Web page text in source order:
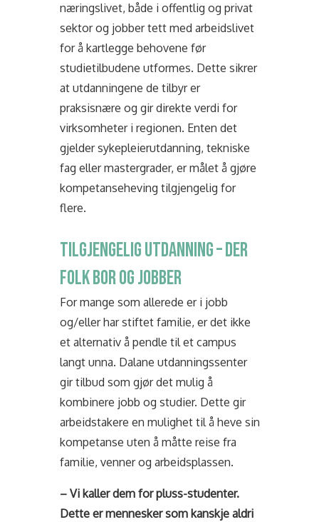
næringslivet, både i offentlig og privat
sektor og jobber tett med arbeidslivet
for å kartlegge behovene før
studietilbudene utformes. Dette sikrer
at utdanningene de tilbyr er
praksisnære og gir direkte verdi for
virksomheter i regionen. Enten det
gjelder sykepleierutdanning, tekniske
fag eller mastergrader, er målet å gjøre
kompetanseheving tilgjengelig for
flere.
TILGJENGELIG UTDANNING – DER
FOLK BOR OG JOBBER
For mange som allerede er i jobb
og/eller har stiftet familie, er det ikke
et alternativ å pendle til et campus
langt unna. Dalane utdanningssenter
gir tilbud som gjør det mulig å
kombinere jobb og studier. Dette gir
arbeidstakere en mulighet til å heve sin
kompetanse uten å måtte reise fra
familie, venner og arbeidsplassen.
– Vi kaller dem for pluss-studenter.
Dette er mennesker som kanskje aldri